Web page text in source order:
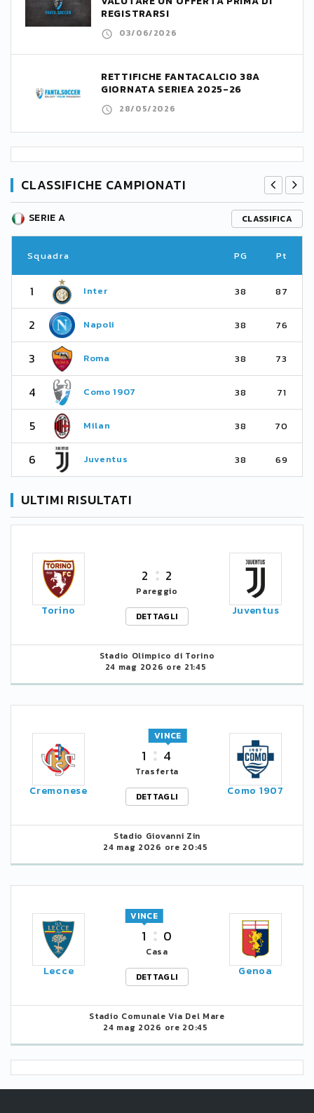
REGISTRARSI
03/06/2026
RETTIFICHE FANTACALCIO 38A
GIORNATA SERIEA 2025-26
28/05/2026
CLASSIFICHE CAMPIONATI
SERIE A CLASSIFICA
Squadra PG Pt
1 Inter 38 87
2 Napoli 38 76
3 Roma 38 73
4 Como 1907 38 71
5 Milan 38 70
6 Juventus 38 69
ULTIMI RISULTATI
Torino
2 2
Pareggio
DETTAGLI
Juventus
Stadio Olimpico di Torino
24 mag 2026 ore 21:45
Cremonese
1 4
VINCE
Trasferta
DETTAGLI
Como 1907
Stadio Giovanni Zin
24 mag 2026 ore 20:45
Lecce
1
VINCE
0
Casa
DETTAGLI
Genoa
Stadio Comunale Via Del Mare
24 mag 2026 ore 20:45